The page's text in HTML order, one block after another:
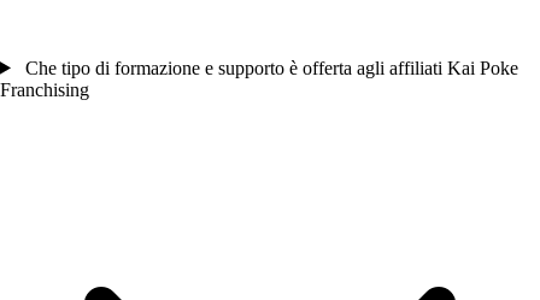
Che tipo di formazione e supporto è offerta agli affiliati Kai Poke
Franchising